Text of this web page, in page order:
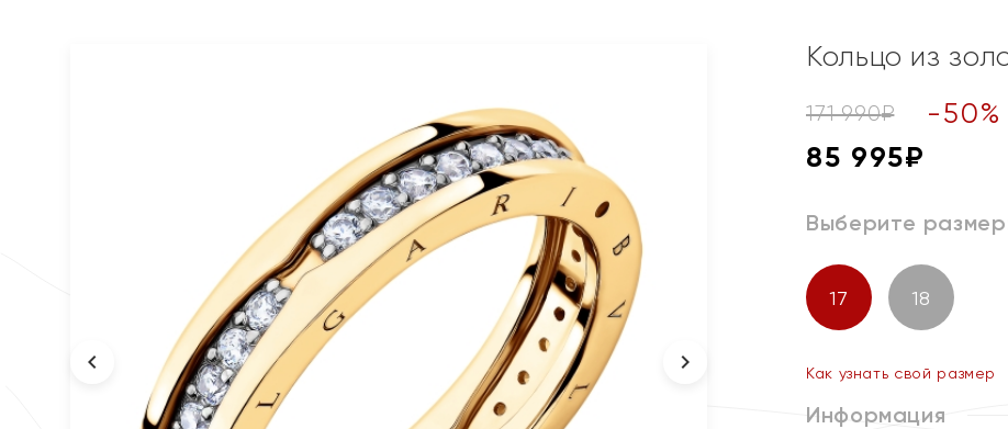
Кольцо из
171 990₽ -50%
85 995₽
Выберите
17 18
Как узнать свой размер
Информация